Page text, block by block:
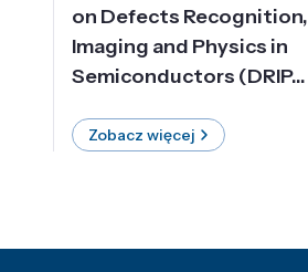
on Defects Recognition,
Imaging and Physics in
Semiconductors (DRIP...
Zobacz więcej